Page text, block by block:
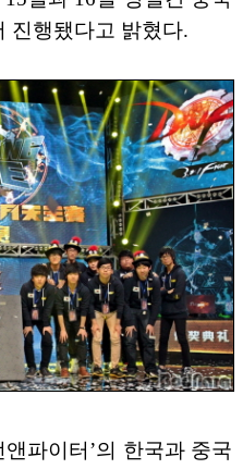
진행됐다고 밝혔다.
앤파이터’의 한국과 중국